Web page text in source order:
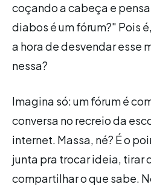
coçando a cabeça e
diabos é um fórum?" Pois
a hora de desvendar esse
nessa?
Imagina só: um fórum é
conversa no recreio da
internet. Massa, né? É o
junta pra trocar ideia, tirar
compartilhar o que sabe.